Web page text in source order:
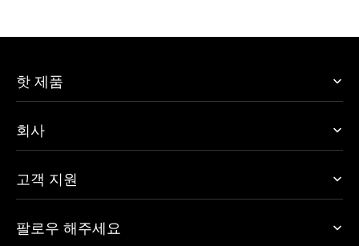
핫 제품
회사
고객 지원
팔로우 해주세요